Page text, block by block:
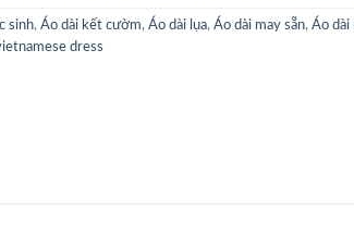
sinh, Áo dài kết cườm, Áo dài lụa, Áo dài may sẵn, Áo dài
dress